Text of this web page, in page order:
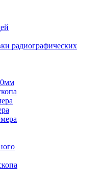
радиографических